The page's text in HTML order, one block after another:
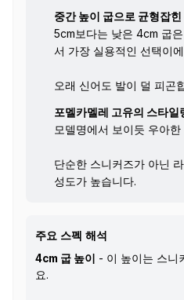
중간 높이 굽으로 균형잡힌
5cm보다는 낮은 4cm 굽
서 가장 실용적인 선택이
오래 신어도 발이 덜 피곤
포멜카멜레 고유의 스타일
모델명에서 보이듯 우아
단순한 스니커즈가 아닌
성도가 높습니다.
주요 스펙 해석
4cm 굽 높이 - 이 높이는 스니
요.